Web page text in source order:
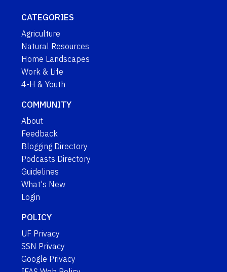
CATEGORIES
Agriculture
Natural Resources
Home Landscapes
Work & Life
4-H & Youth
COMMUNITY
About
Feedback
Blogging Directory
Podcasts Directory
Guidelines
What's New
Login
POLICY
UF Privacy
SSN Privacy
Google Privacy